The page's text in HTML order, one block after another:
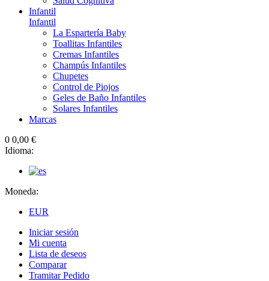
Infantil
Infantil
La Espartería Baby
Toallitas Infantiles
Cremas Infantiles
Champús Infantiles
Chupetes
Control de Piojos
Geles de Baño Infantiles
Solares Infantiles
Marcas
0 0,00 €
Idioma:
Moneda:
EUR
Iniciar sesión
Mi cuenta
Lista de deseos
Comparar
Tramitar Pedido